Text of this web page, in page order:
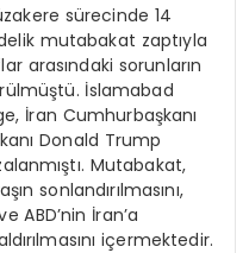
sürecinde 14
mutabakat zaptıyla
arasındaki sorunların
İslamabad
İran Cumhurbaşkanı
Donald Trump
Mutabakat,
sonlandırılmasını,
ABD’nin İran’a
içermektedir.